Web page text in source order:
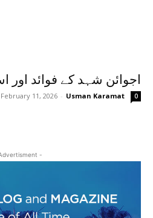
اجوائن شہد کے فوائد اور
Usman Karamat
-
February 11, 2026 0
-